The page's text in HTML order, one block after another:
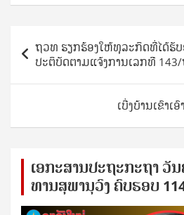
navigation
ຖວທ ຮຽກຮ້ອງໃຫ້ທຸລະກິດທີ່ໄດ້ຮັ
ປະຕິບັດຕາມແຈ້ງການເລກທີ
ເບີ່ງບ້ານເຂົາເ
ເອ​ກະ​ສານ​ປະ​ຖະ​ກະ​ຖ​າ ວັ
ທານ​ສຸ​ພາ​ນຸ​ວົງ ຄົບ​ຮອບ